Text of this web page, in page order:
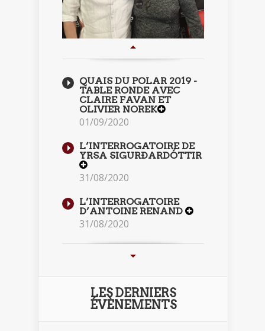
QUAIS DU POLAR 2019 -
TABLE RONDE AVEC
CLAIRE FAVAN ET
OLIVIER NOREK
01/09/2020
L’INTERROGATOIRE DE
YRSA SIGURÐARDÓTTIR
31/08/2020
L’INTERROGATOIRE
D’ANTOINE RENAND
31/08/2020
LES DERNIERS
ÉVÈNEMENTS